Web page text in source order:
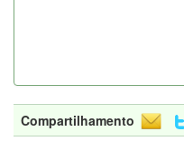
Compartilhamento